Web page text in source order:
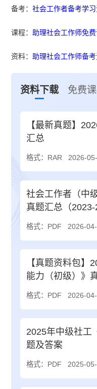
备考：社会工作者备考学
课程： 助理社会工作师免
资料： 助理社会工作师备
资料下载 免费
【最新真题】
汇总
格式：RAR 2026-
社会工作者（中
真题汇总（2023-
格式：PDF 2026-
【真题资料包】
能力（初级）》
格式：PDF 2026-
2025年中级社工
题及答案
格式：PDF 2025-